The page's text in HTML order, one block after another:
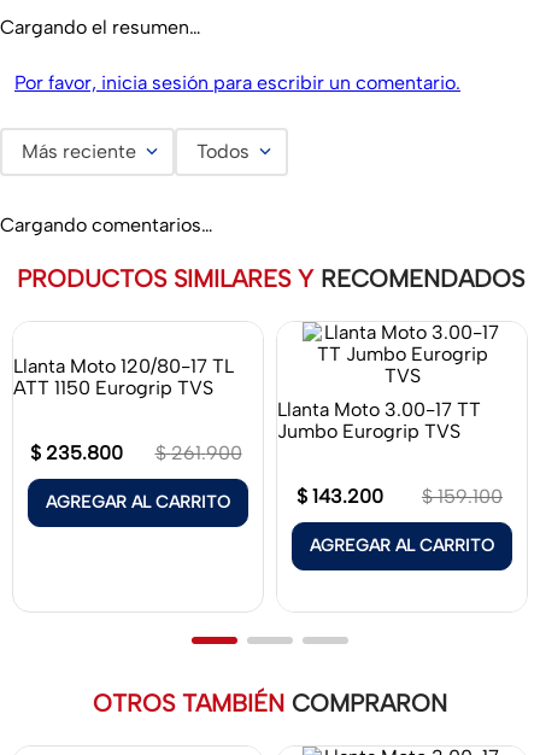
Cargando el resumen…
Por favor, inicia sesión para escribir un comentario.
Más reciente Todos
Cargando comentarios…
PRODUCTOS SIMILARES Y RECOMENDADOS
Llanta Moto 120/80-17 TL
ATT 1150 Eurogrip TVS
Jumbo Eurogrip TVS